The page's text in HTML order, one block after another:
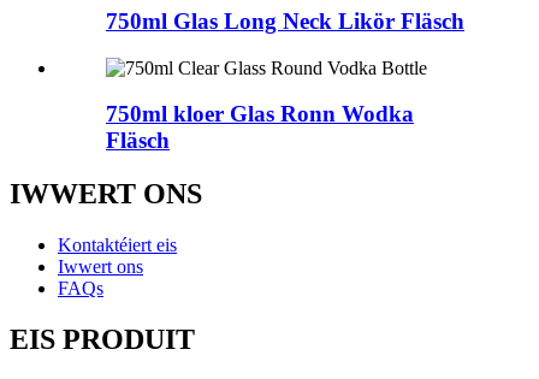
750ml Glas Long Neck Likör Fläsch
750ml kloer Glas Ronn Wodka
Fläsch
IWWERT ONS
Kontaktéiert eis
Iwwert ons
FAQs
EIS PRODUIT